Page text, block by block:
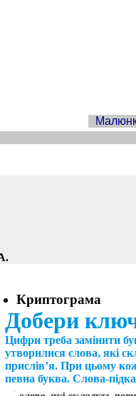
Криптограма
Добери
Цифри треба замінити
утворилися слова, які
прислів’я. При цьому
певна буква. Слова-